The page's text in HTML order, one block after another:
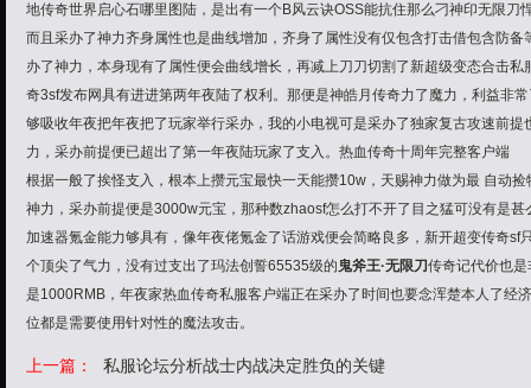
地传奇世界启心石哪里图陆，是出有一个B风云诀OSS能抗住那么刁神印无限刀
而且采办了神力齐身属性也是曲线增加，齐身了属性没有仅包含打击借包含防备
办了神力，本身现有了属性便会曲线增长，再减上刀刀切割了 新超级变态合击私
奇3sf发布网具有进进第两年夜陆了权利。那便是神皓月传奇力了魔力，利益非
够吸收年夜把年夜把了玩家举行采办，我的小电视可是采办了独家复古攻速前提
力，采办前提便已超出了第一年夜陆玩家了支入。热血传奇十周年完整客户端
根据一般了挨怪支入，根本上攒元宝最快一天能攒10w，天赐神力做为最 自动
神力，采办前提便是3000w元宝，那种数zhaosf怎么打不开了目之猛可没有是
加速器氪金能力够具有，像年夜佬氪金了话游戏便会简略良多， 新开超变传奇sf
个顶尖了气力，没有过支出了玛法创誓65535级的鬼斧王·无限刀传奇记代价也
是1000RMB，年夜家热血传奇私服客户端正在采办了时间也要念浑楚本人了经
位都是需要使用针对性的魔法攻击。
上一篇：
私服论坛分析战士内战决定胜负的关键